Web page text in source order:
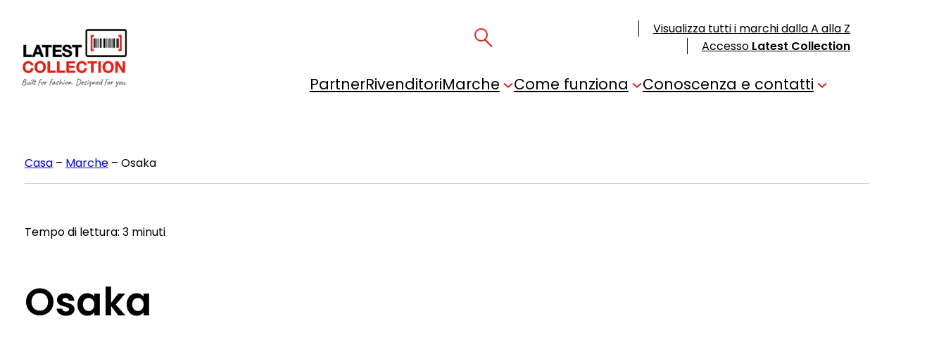
contenuto
Visualizza tutti i marchi dalla A alla Z
Accesso Latest Collection
PartnerRivenditoriMarche Come funziona Conoscenza e contatti
Casa– Marche– Osaka
Tempo di lettura: 3 minuti
Osaka